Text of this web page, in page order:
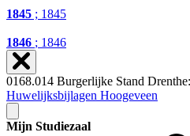
1845 ; 1845
1846 ; 1846
0168.014 Burgerlijke Stand
Huwelijksbijlagen Hoogeveen
Mijn Studiezaal